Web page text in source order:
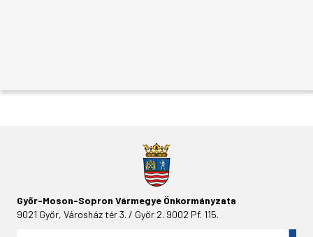
Győr-Moson-Sopron Vármegye Önkormányzata
9021 Győr, Városház tér 3. / Győr 2. 9002 Pf. 115.